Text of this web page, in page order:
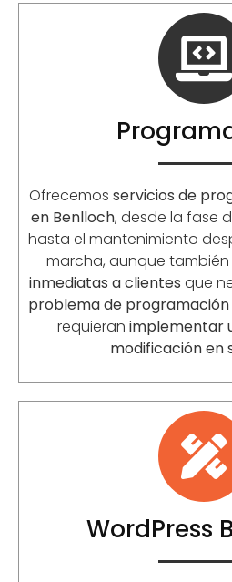
Ofrecemos servicios de
en Benlloch, desde la fase
hasta el mantenimiento
marcha, aunque
inmediatas a clientes que
problema de
requieran implementar
modificación en
WordPress